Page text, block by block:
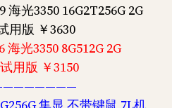
海光3350 16G2T256G 2G
用版 ￥3630
海光3350 8G512G 2G
用版 ￥3150